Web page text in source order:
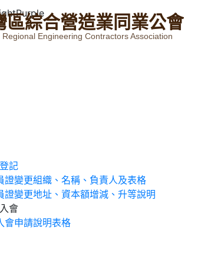
區綜合營造業同業公會
Regional Engineering Contractors Association
記
證變更組織、名稱、負責人及表格
證變更地址、資本額增減、升等說明
會
會申請說明表格